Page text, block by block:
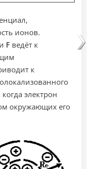
ионов.
F ведёт к
к
электрон
окружающих его